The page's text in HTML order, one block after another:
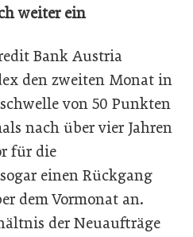
weiter ein
Bank Austria
den zweiten Monat in
von 50 Punkten
nach über vier Jahren
für die
einen Rückgang
dem Vormonat an.
der Neuaufträge